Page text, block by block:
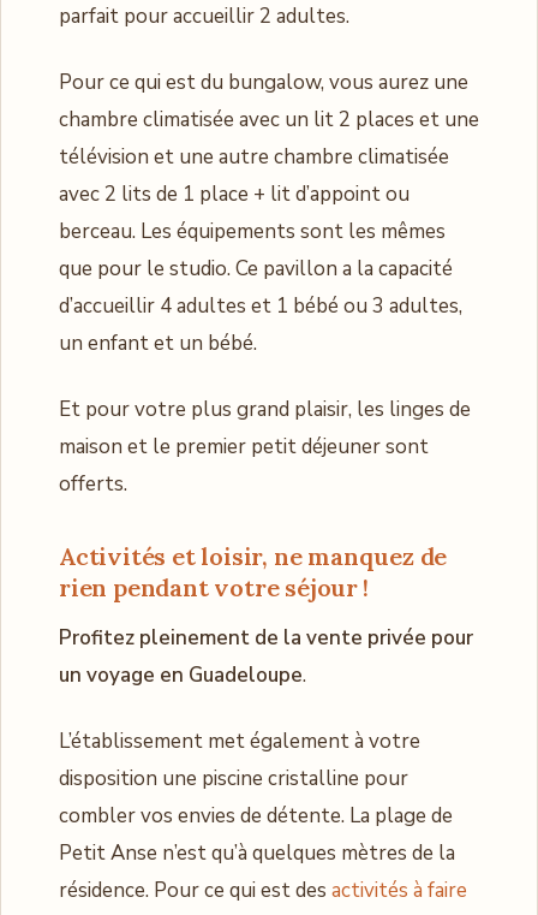
parfait pour accueillir 2 adultes.
Pour ce qui est du bungalow, vous aurez une
chambre climatisée avec un lit 2 places et une
télévision et une autre chambre climatisée
avec 2 lits de 1 place + lit d’appoint ou
berceau. Les équipements sont les mêmes
que pour le studio. Ce pavillon a la capacité
d’accueillir 4 adultes et 1 bébé ou 3 adultes,
un enfant et un bébé.
Et pour votre plus grand plaisir, les linges de
maison et le premier petit déjeuner sont
offerts.
Activités et loisir, ne manquez de
rien pendant votre séjour !
Profitez pleinement de la vente privée pour
un voyage en Guadeloupe.
L’établissement met également à votre
disposition une piscine cristalline pour
combler vos envies de détente. La plage de
Petit Anse n’est qu’à quelques mètres de la
résidence. Pour ce qui est des activités à faire